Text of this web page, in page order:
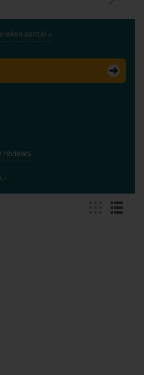
aantal >
reviews